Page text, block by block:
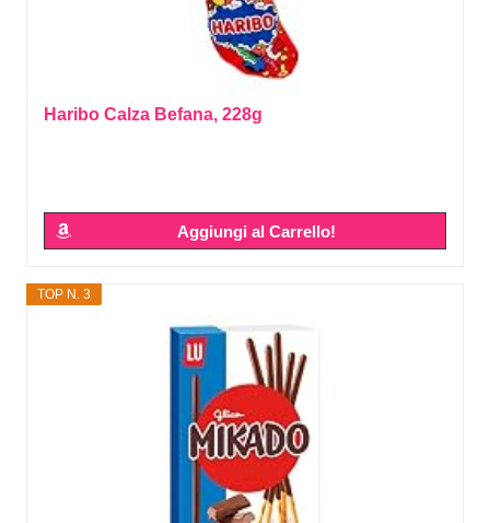
Haribo Calza Befana, 228g
Aggiungi al Carrello!
TOP N. 3